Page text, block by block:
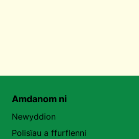
Amdanom ni
Newyddion
Polisïau a ffurflenni